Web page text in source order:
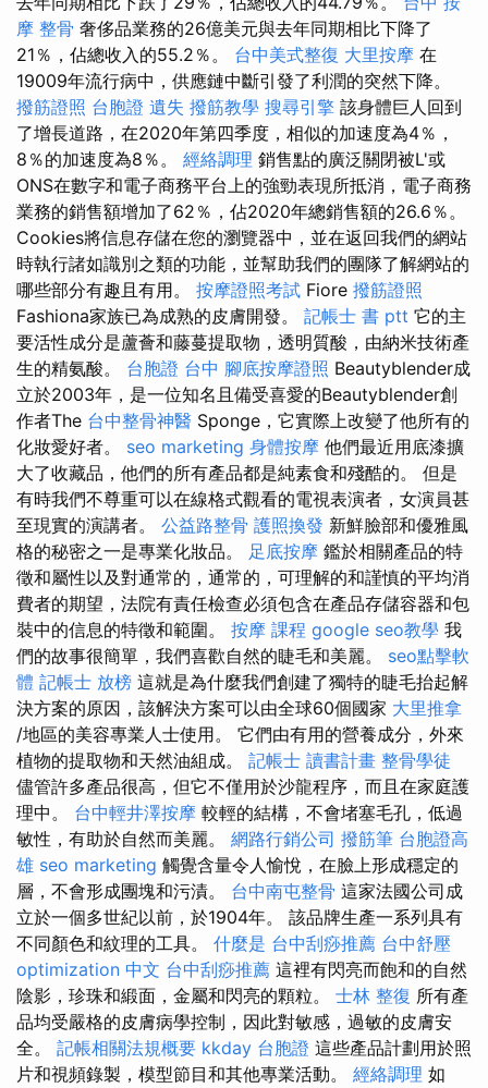
摩 整骨 奢侈品業務的26億美元與去年同期相比下降了
21％，佔總收入的55.2％。 台中美式整復 大里按摩 在
19009年流行病中，供應鏈中斷引發了利潤的突然下降。
撥筋證照 台胞證 遺失 撥筋教學 搜尋引擎 該身體巨人回到
了增長道路，在2020年第四季度，相似的加速度為4％，
8％的加速度為8％。 經絡調理 銷售點的廣泛關閉被L'或
ONS在數字和電子商務平台上的強勁表現所抵消，電子商務
業務的銷售額增加了62％，佔2020年總銷售額的26.6％。
Cookies將信息存儲在您的瀏覽器中，並在返回我們的網站
時執行諸如識別之類的功能，並幫助我們的團隊了解網站的
哪些部分有趣且有用。 按摩證照考試 Fiore 撥筋證照
Fashiona家族已為成熟的皮膚開發。 記帳士 書 ptt 它的主
要活性成分是蘆薈和藤蔓提取物，透明質酸，由納米技術產
生的精氨酸。 台胞證 台中 腳底按摩證照 Beautyblender成
立於2003年，是一位知名且備受喜愛的Beautyblender創
作者The 台中整骨神醫 Sponge，它實際上改變了他所有的
化妝愛好者。 seo marketing 身體按摩 他們最近用底漆擴
大了收藏品，他們的所有產品都是純素食和殘酷的。 但是
有時我們不尊重可以在線格式觀看的電視表演者，女演員甚
至現實的演講者。 公益路整骨 護照換發 新鮮臉部和優雅風
格的秘密之一是專業化妝品。 足底按摩 鑑於相關產品的特
徵和屬性以及對通常的，通常的，可理解的和謹慎的平均消
費者的期望，法院有責任檢查必須包含在產品存儲容器和包
裝中的信息的特徵和範圍。 按摩 課程 google seo教學 我
們的故事很簡單，我們喜歡自然的睫毛和美麗。 seo點擊軟
體 記帳士 放榜 這就是為什麼我們創建了獨特的睫毛抬起解
決方案的原因，該解決方案可以由全球60個國家 大里推拿
/地區的美容專業人士使用。 它們由有用的營養成分，外來
植物的提取物和天然油組成。 記帳士 讀書計畫 整骨學徒
儘管許多產品很高，但它不僅用於沙龍程序，而且在家庭護
理中。 台中輕井澤按摩 較輕的結構，不會堵塞毛孔，低過
敏性，有助於自然而美麗。 網路行銷公司 撥筋筆 台胞證高
雄 seo marketing 觸覺含量令人愉悅，在臉上形成穩定的
層，不會形成團塊和污漬。 台中南屯整骨 這家法國公司成
立於一個多世紀以前，於1904年。 該品牌生產一系列具有
不同顏色和紋理的工具。 什麼是 台中刮痧推薦 台中舒壓
optimization 中文 台中刮痧推薦 這裡有閃亮而飽和的自然
陰影，珍珠和緞面，金屬和閃亮的顆粒。 士林 整復 所有產
品均受嚴格的皮膚病學控制，因此對敏感，過敏的皮膚安
全。 記帳相關法規概要 kkday 台胞證 這些產品計劃用於照
片和視頻錄製，模型節目和其他專業活動。 經絡調理 如